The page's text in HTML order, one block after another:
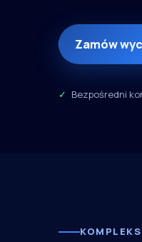
Zamów
Bezpośredni